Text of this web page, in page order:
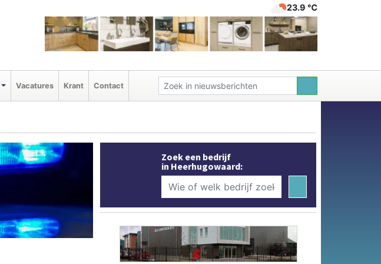
23.9 ℃
Vacatures Krant Contact
Zoek een bedrijf
in Heerhugowaard: